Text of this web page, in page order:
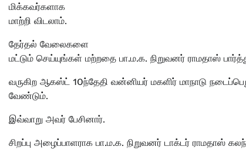
மிக்கவர்களாக
மாற்றி விடலாம்.
தேர்தல் வேலைகளை
மட்டும் செய்யுங்கள் மற்றதை பா.ம.க. நிறுவனர் ராமதாஸ்
வருகிற ஆகஸ்ட் 10ந்தேதி வன்னியர் மகளிர் மாநாடு
வேண்டும்.
இவ்வாறு அவர் பேசினார்.
சிறப்பு அழைப்பாளராக பா.ம.க. நிறுவனர் டாக்டர் ராமதாஸ்